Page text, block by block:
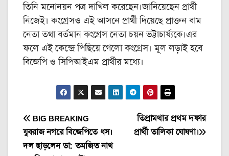
তিনি মনোনয়ন পত্র দাখিল করেছেন।জানিয়েছেন প্রার্থী
নিজেই। কংগ্রেসও এই আসনে প্রার্থী দিয়েছে প্রাক্তন বাম
নেতা তথা বর্তমান কংগ্রেস নেতা চয়ন ভট্টাচার্য্যকে।এর
ফলে এই কেন্দ্রে পিছিয়ে গেলো কংগ্রেস। মূল লড়াই হবে
বিজেপি ও সিপিআইএম প্রার্থীর মধ্যে।
Post
navigation
তিপ্রামথার প্রথম দফার
প্রার্থী তালিকা ঘোষণা।
BIG BREAKING
যুবরাজ নগরে বিজেপিতে ধস।
দল ছাড়লেন ডা: তমজিত নাথ